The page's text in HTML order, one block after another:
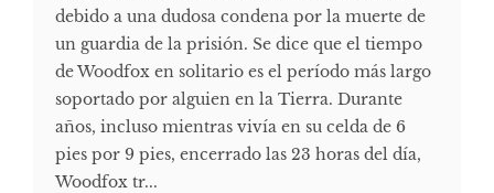
debido a una dudosa condena por la muerte de
un guardia de la prisión. Se dice que el tiempo
de Woodfox en solitario es el período más largo
soportado por alguien en la Tierra. Durante
años, incluso mientras vivía en su celda de 6
pies por 9 pies, encerrado las 23 horas del día,
Woodfox tr...